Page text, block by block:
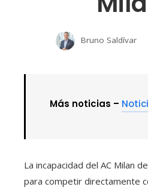
Bruno Saldívar
Más noticias –
La incapacidad del AC Milan
para competir directamente